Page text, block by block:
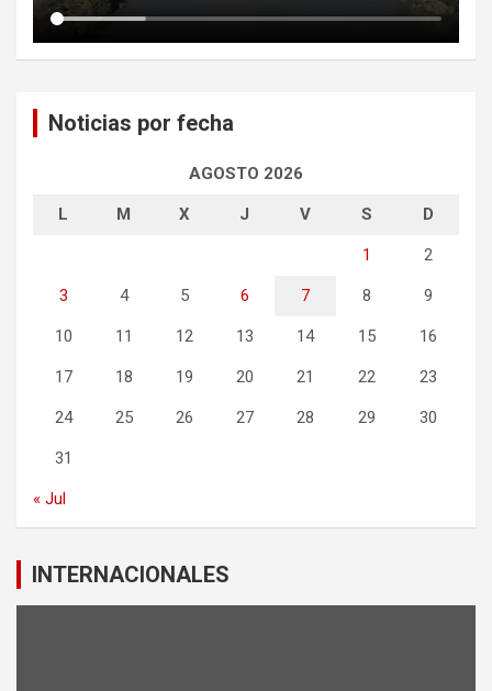
Noticias por fecha
AGOSTO 2026
L M X J V S D
1 2
3 4 5 6 7 8 9
10 11 12 13 14 15 16
17 18 19 20 21 22 23
24 25 26 27 28 29 30
31
« Jul
INTERNACIONALES